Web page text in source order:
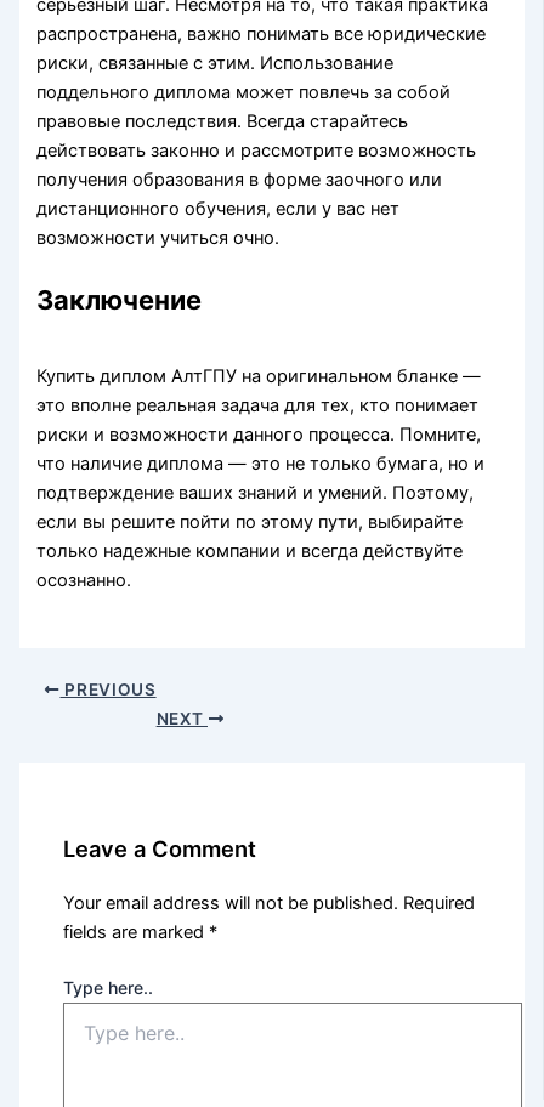
распространена, важно понимать все юридические
риски, связанные с этим. Использование
поддельного диплома может повлечь за собой
правовые последствия. Всегда старайтесь
действовать законно и рассмотрите возможность
получения образования в форме заочного или
дистанционного обучения, если у вас нет
возможности учиться очно.
Заключение
Купить диплом АлтГПУ на оригинальном бланке —
это вполне реальная задача для тех, кто понимает
риски и возможности данного процесса. Помните,
что наличие диплома — это не только бумага, но и
подтверждение ваших знаний и умений. Поэтому,
если вы решите пойти по этому пути, выбирайте
только надежные компании и всегда действуйте
осознанно.
PREVIOUS
NEXT
Leave a Comment
Your email address will not be published. Required
fields are marked *
Type here..